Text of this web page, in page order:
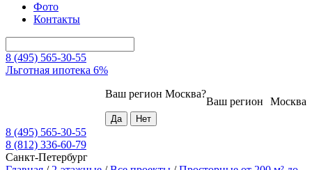
Фото
Контакты
8 (495) 565-30-55
Льготная ипотека 6%
Москва
Ваш регион
Ваш регион Москва?
8 (495) 565-30-55
8 (812) 336-60-79
Санкт-Петербург